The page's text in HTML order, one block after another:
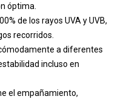
óptima.
de los rayos UVA y UVB,
recorridos.
a diferentes
incluso en
el empañamiento,